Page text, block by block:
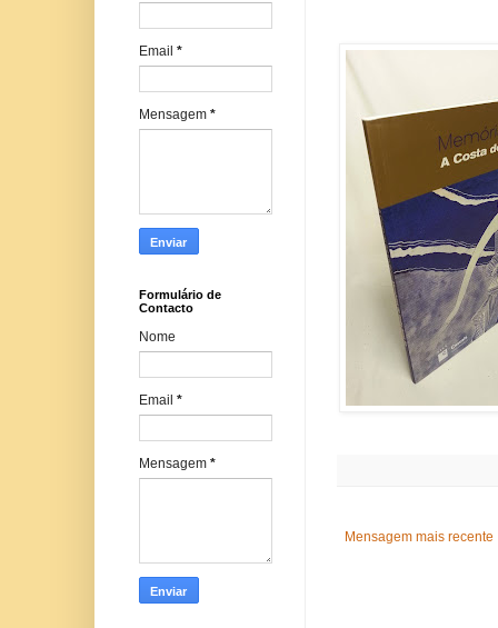
Mensagem mais recente
Email *
Mensagem *
Formulário de
Contacto
Nome
Email *
Mensagem *